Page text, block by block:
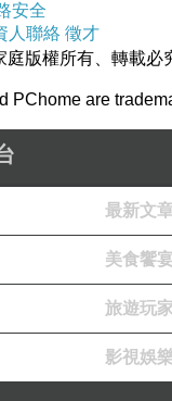
安全
人聯絡 徵才
庭版權所有、轉載必
PChome are
最新文
美食饗
旅遊玩家
影視娛